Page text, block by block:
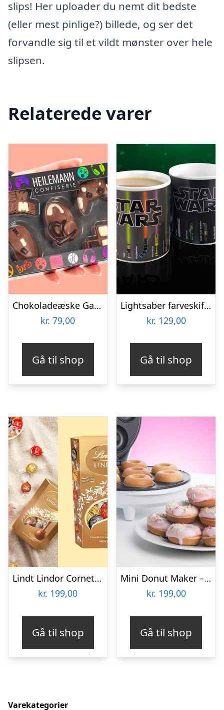
slips! Her uploader du nemt dit bedste
(eller mest pinlige?) billede, og ser det
forvandle sig til et vildt mønster over hele
slipsen.
Relaterede varer
Chokoladeæske Gaming
kr. 79,00
Gå til shop
Lightsaber farveskiftende krus
kr. 129,00
Gå til shop
Lindt Lindor Cornet 500 gram – Blandet chokolade
kr. 199,00
Gå til shop
Mini Donut Maker – KitchPro
kr. 199,00
Gå til shop
Varekategorier